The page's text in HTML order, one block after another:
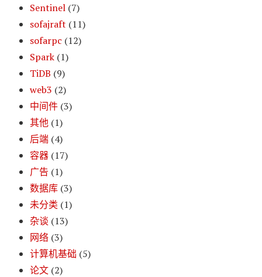
Sentinel (7)
sofajraft (11)
sofarpc (12)
Spark (1)
TiDB (9)
web3 (2)
中间件 (3)
其他 (1)
后端 (4)
容器 (17)
广告 (1)
数据库 (3)
未分类 (1)
杂谈 (13)
网络 (3)
计算机基础 (5)
论文 (2)